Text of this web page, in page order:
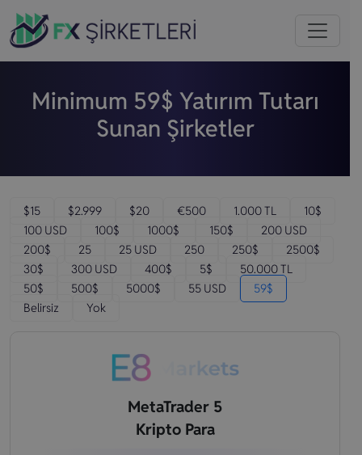
Minimum 59$ Yatırım Tutarı
Sunan Şirketler
$15 $2.999 $20 €500 1.000 TL
10$
100 USD
100$ 1000$ 150$
200 USD
200$
25 25 USD 250 250$
2500$
30$
300 USD 400$ 5$
50.000 TL
50$
500$ 5000$ 55 USD
59$
Belirsiz
Yok
MetaTrader 5
Kripto Para